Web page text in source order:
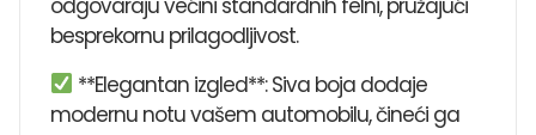
besprekornu prilagodljivost.
**Elegantan izgled**: Siva boja dodaje
modernu notu vašem automobilu, čineći ga